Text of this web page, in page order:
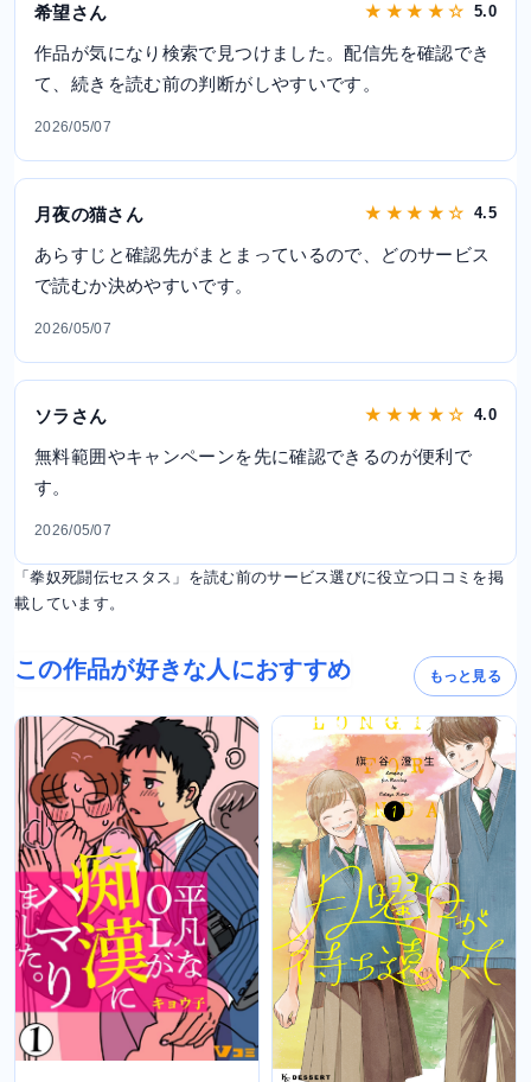
希望さん ★ ★ ★ ★ ☆ 5.0
作品が気になり検索で見つけました。配信先を確認でき
て、続きを読む前の判断がしやすいです。
2026/05/07
月夜の猫さん ★ ★ ★ ★ ☆ 4.5
あらすじと確認先がまとまっているので、どのサービス
で読むか決めやすいです。
2026/05/07
ソラさん ★ ★ ★ ★ ☆ 4.0
無料範囲やキャンペーンを先に確認できるのが便利で
す。
2026/05/07
「拳奴死闘伝セスタス」を読む前のサービス選びに役立つ口コミを掲
載しています。
この作品が好きな人におすすめ もっと見る